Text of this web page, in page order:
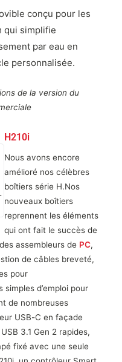
conçu pour les
qui simplifie
par eau en
personnalisée.
de la version du
H210i
Nous avons encore
amélioré nos célèbres
boîtiers série H.Nos
nouveaux boîtiers
reprennent les éléments
qui ont fait le succès de
assembleurs de PC,
de câbles breveté,
pour
d’emploi pour
de nombreuses
USB-C en façade
3.1 Gen 2 rapides,
fixé avec une seule